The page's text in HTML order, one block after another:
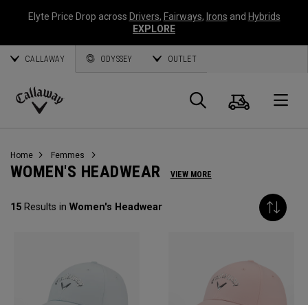
Elyte Price Drop across Drivers, Fairways, Irons and Hybrids
EXPLORE
CALLAWAY ODYSSEY OUTLET
Callaway
Panier
Home Femmes
WOMEN'S HEADWEAR VIEW MORE
15 Results in Women's Headwear